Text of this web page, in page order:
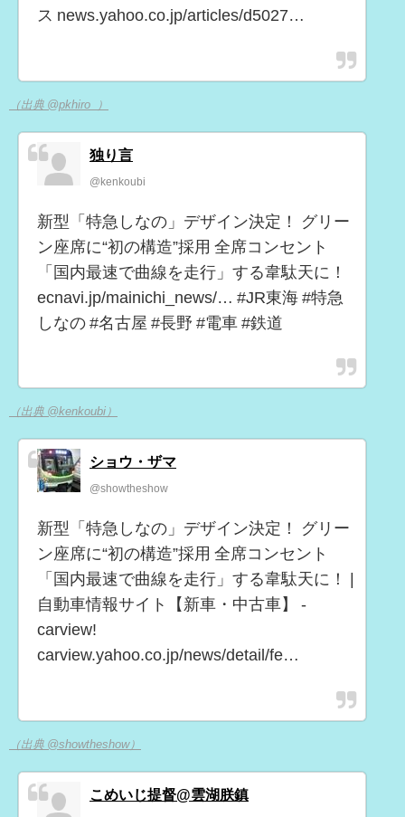
ス news.yahoo.co.jp/articles/d5027…
（出典 @pkhiro_）
独り言
@kenkoubi
新型「特急しなの」デザイン決定！ グリー
ン座席に“初の構造”採用 全席コンセント
「国内最速で曲線を走行」する韋駄天に！
ecnavi.jp/mainichi_news/… #JR東海 #特急
しなの #名古屋 #長野 #電車 #鉄道
（出典 @kenkoubi）
ショウ・ザマ
@showtheshow
新型「特急しなの」デザイン決定！ グリー
ン座席に“初の構造”採用 全席コンセント
「国内最速で曲線を走行」する韋駄天に！ |
自動車情報サイト【新車・中古車】 -
carview!
carview.yahoo.co.jp/news/detail/fe…
（出典 @showtheshow）
こめいじ提督@雲湖朕鎮